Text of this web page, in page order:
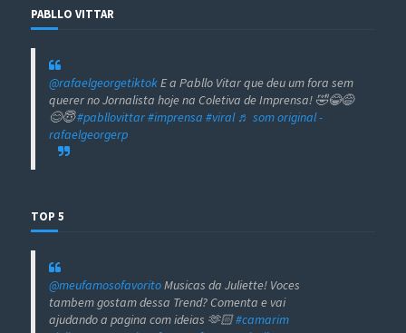
PABLLO VITTAR
@rafaelgeorgetiktokE a Pabllo Vitar que deu um fora sem
querer no Jornalista hoje na Coletiva de Imprensa! 🤣😂😅
😊😇#pabllovittar#imprensa #viral ♬ som original -
rafaelgeorgerp
TOP 5
@meufamosofavoritoMusicas da Juliette! Voces
tambem gostam dessa Trend? Comenta e vai
ajudando a pagina com ideias 🫶🏻#camarim